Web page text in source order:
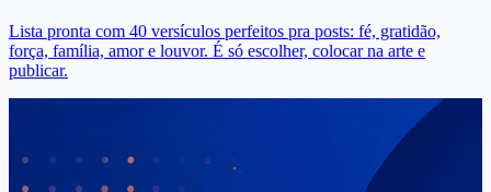
Lista pronta com 40 versículos perfeitos pra posts: fé, gratidão,
força, família, amor e louvor. É só escolher, colocar na arte e
publicar.